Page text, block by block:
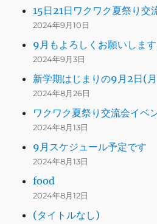
15日21日ワクワク夏祭り交
2024年9月10日
9月もよろしくお願いしま
2024年9月3日
新学期はじまりの9月2日(
2024年8月26日
ワクワク夏祭り交流会イベ
2024年8月13日
9月スケジュール予定です
2024年8月13日
food
2024年8月12日
(タイトルなし)